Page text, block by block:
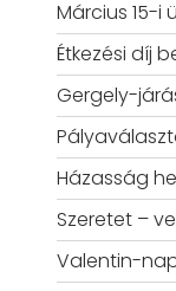
Március 15-i
Étkezési díj
Gergely-
Házasság
Szeretet –
Valentin-